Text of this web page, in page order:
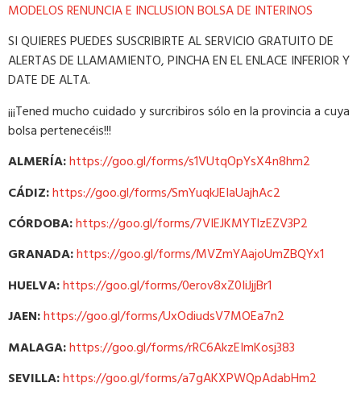
MODELOS RENUNCIA E INCLUSION BOLSA DE INTERINOS
SI QUIERES PUEDES SUSCRIBIRTE AL SERVICIO GRATUITO DE
ALERTAS DE LLAMAMIENTO, PINCHA EN EL ENLACE INFERIOR Y
DATE DE ALTA.
¡¡¡Tened mucho cuidado y surcribiros sólo en la provincia a cuya
bolsa pertenecéis!!!
ALMERÍA:https://goo.gl/forms/s1VUtqOpYsX4n8hm2
CÁDIZ:https://goo.gl/forms/SmYuqkJEIaUajhAc2
CÓRDOBA:https://goo.gl/forms/7VIEJKMYTlzEZV3P2
GRANADA:https://goo.gl/forms/MVZmYAajoUmZBQYx1
HUELVA:https://goo.gl/forms/0erov8xZ0IiJjjBr1
JAEN:https://goo.gl/forms/UxOdiudsV7MOEa7n2
MALAGA:https://goo.gl/forms/rRC6AkzEImKosj383
SEVILLA:https://goo.gl/forms/a7gAKXPWQpAdabHm2